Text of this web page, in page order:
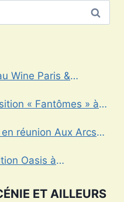
Wine Paris &
« Fantômes » à
en réunion Aux Arcs
Oasis à
ET AILLEURS